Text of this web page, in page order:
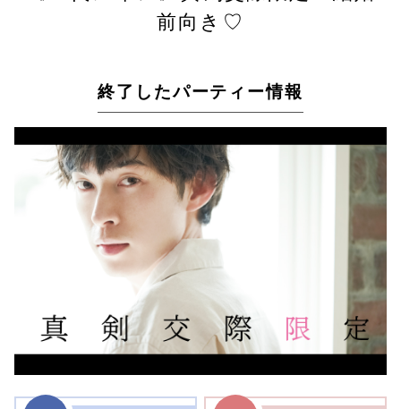
前向き♡
終了したパーティー情報